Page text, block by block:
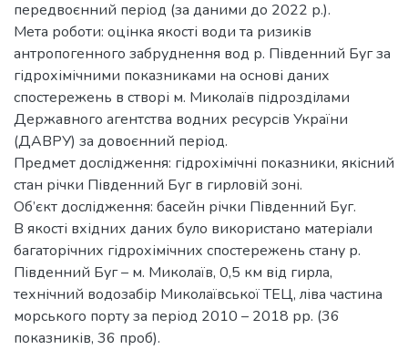
передвоєнний період (за даними до 2022 р.).
Мета роботи: оцінка якості води та ризиків
антропогенного забруднення вод р. Південний Буг за
гідрохімічними показниками на основі даних
спостережень в створі м. Миколаїв підрозділами
Державного агентства водних ресурсів України
(ДАВРУ) за довоєнний період.
Предмет дослідження: гідрохімічні показники, якісний
стан річки Південний Буг в гирловій зоні.
Об’єкт дослідження: басейн річки Південний Буг.
В якості вхідних даних було використано матеріали
багаторічних гідрохімічних спостережень стану р.
Південний Буг – м. Миколаїв, 0,5 км від гирла,
технічний водозабір Миколаївської ТЕЦ, ліва частина
морського порту за період 2010 – 2018 рр. (36
показників, 36 проб).